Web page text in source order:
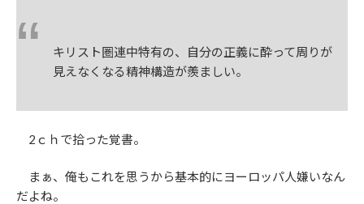
キリスト圏連中特有の、自分の正義に酔って周りが
見えなくなる精神構造が羨ましい。
2ｃｈで拾った覚書。
まぁ、俺もこれを思うから基本的にヨーロッパ人嫌いなん
だよね。